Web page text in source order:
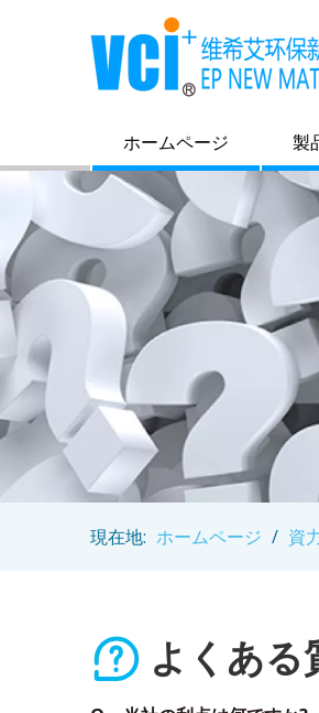
ホームページ 製
現在地: ホームページ / 資
よくある